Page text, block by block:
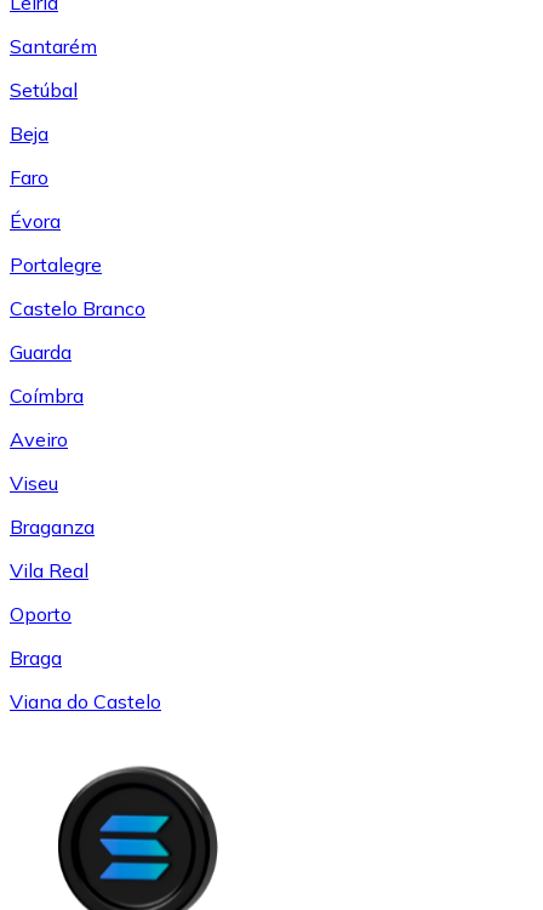
Santarém
Setúbal
Beja
Faro
Évora
Portalegre
Castelo Branco
Guarda
Coímbra
Aveiro
Viseu
Braganza
Vila Real
Oporto
Braga
Viana do Castelo